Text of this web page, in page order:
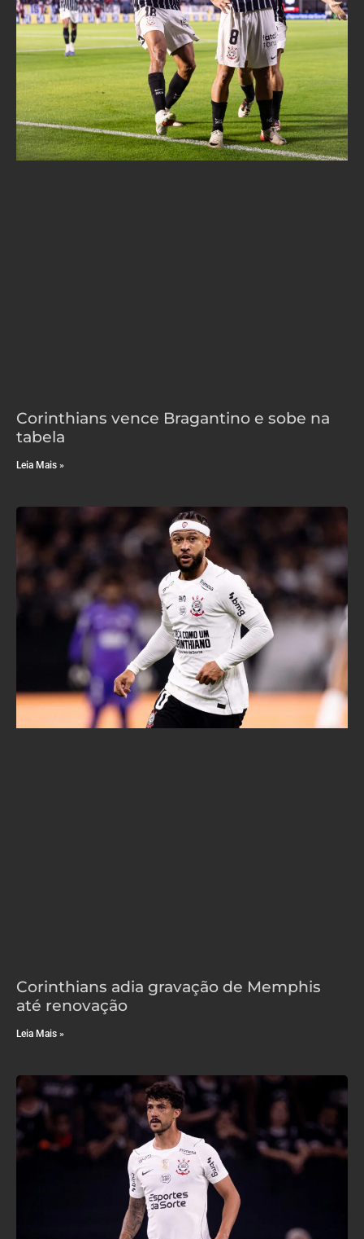
Corinthians vence Bragantino e sobe na
tabela
Leia Mais »
Corinthians adia gravação de Memphis
até renovação
Leia Mais »